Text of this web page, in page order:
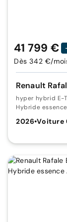
Renault
hyper hybrid E-
Hybride
2026•Voiture
41 799 €
Dès 342 €/